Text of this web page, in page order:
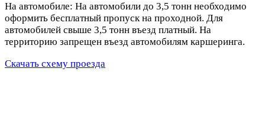
На автомобиле: На автомобили до 3,5 тонн необходимо
оформить бесплатный пропуск на проходной. Для
автомобилей свыше 3,5 тонн въезд платный. На
территорию запрещен въезд автомобилям каршеринга.
Скачать схему проезда